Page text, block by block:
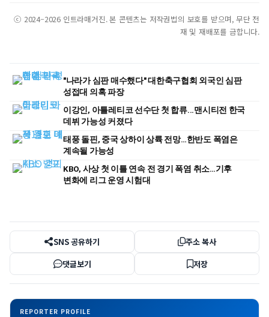
ⓒ 2024–2026 인트라매거진. 본 콘텐츠는 저작권법의 보호를 받으며, 무단 전
재 및 재배포를 금합니다.
"나라가 심판 매수했다" 대한축구협회 외국인 심판
성접대 의혹 파장
이강인, 아틀레티코 선수단 첫 합류...맨시티전 한국
데뷔 가능성 커졌다
태풍 돌핀, 중국 상하이 상륙 전망…한반도 폭염은
계속될 가능성
KBO, 사상 첫 이틀 연속 전 경기 폭염 취소…기후
변화에 리그 운영 시험대
SNS 공유하기
주소 복사
댓글보기
저장
REPORTER PROFILE